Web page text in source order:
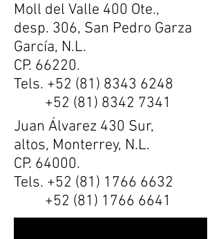
Moll del Valle 400 Ote.,
desp. 306, San Pedro Garza
García, N.L.
CP. 66220.
Tels. +52 (81) 8343 6248
+52 (81) 8342 7341
Juan Álvarez 430 Sur,
altos, Monterrey, N.L.
CP. 64000.
Tels. +52 (81) 1766 6632
+52 (81) 1766 6641